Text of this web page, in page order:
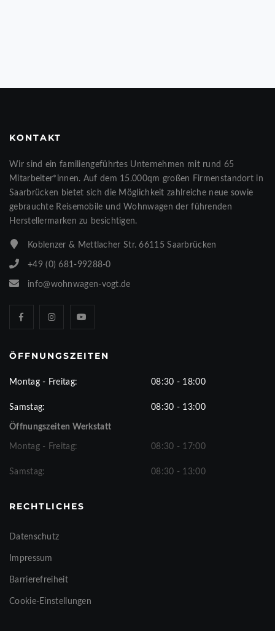
KONTAKT
Wir sind ein familiengeführtes Unternehmen mit rund 65
Mitarbeiter*innen. Auf dem 15.000qm großen Firmenstandort in
Saarbrücken bietet sich die Möglichkeit zahlreiche neue sowie
gebrauchte Reisemobile und Wohnwagen der führenden
Herstellermarken zu besichtigen.
Koblenzer & Mettlacher Str. 66115 Saarbrücken
+49 (0) 681-99288-0
info@wohnwagen-vogt.de
ÖFFNUNGSZEITEN
Montag - Freitag: 08:30 - 18:00
Samstag: 08:30 - 13:00
Öffnungszeiten Werkstatt
Montag - Freitag: 08:30 - 17:00
Samstag: 08:30 - 13:00
RECHTLICHES
Datenschutz
Impressum
Barrierefreiheit
Cookie-Einstellungen